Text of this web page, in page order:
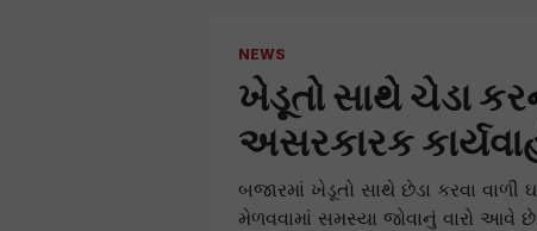
NEWS
ખેડૂતો સાથે ચેડા
અસરકારક
બજારમાં ખેડૂતો સાથે છેડા કરવા
મેળવવામાં સમસ્યા જોવાનું વારો